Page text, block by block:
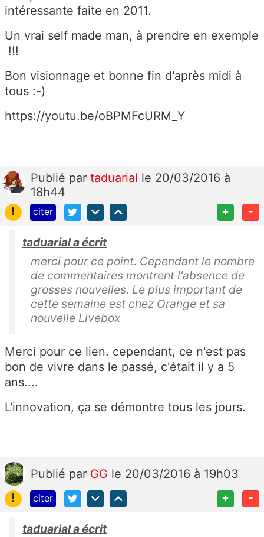
intéressante faite en 2011.
Un vrai self made man, à prendre en exemple
!!!
Bon visionnage et bonne fin d'après midi à
tous :-)
https://youtu.be/oBPMFcURM_Y
Publié par taduarial le 20/03/2016 à
18h44
!
citer + -
taduarial a écrit
merci pour ce point. Cependant le nombre
de commentaires montrent l'absence de
grosses nouvelles. Le plus important de
cette semaine est chez Orange et sa
nouvelle Livebox
Merci pour ce lien. cependant, ce n'est pas
bon de vivre dans le passé, c'était il y a 5
ans....
L'innovation, ça se démontre tous les jours.
Publié par GG le 20/03/2016 à 19h03
!
citer + -
taduarial a écrit